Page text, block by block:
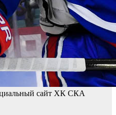
сайт ХК СКА